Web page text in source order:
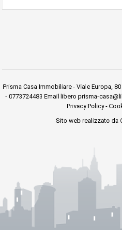
Prisma Casa Immobiliare - Viale Europa,
- 0773724483 Email libero prisma-
Privacy Policy-
Sito web realizzato da